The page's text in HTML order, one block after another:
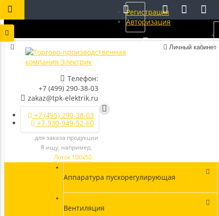
Личный кабинет
Телефон:
+7 (499) 290-38-03
zakaz@tpk-elektrik.ru
+7 (495) 290-38-03
+7-930-949-52-60
для заказа продукции
Я ищу, например,
Лоток 100х50
Аппаратура пускорегулирующая
Вентиляция
Регистрация
Авторизация